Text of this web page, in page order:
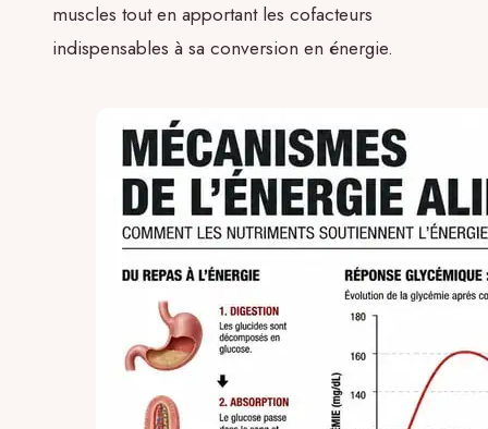
muscles tout en apportant les cofacteurs
indispensables à sa conversion en énergie.